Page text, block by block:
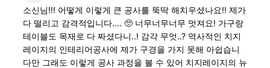
소신님!!! 어떻게 이렇게 큰 공사를 뚝딱 해치우셨나요!! 제가
다 떨리고 감격적입니다.... 🥺 너무너무너무 멋져요! 가구랑
테이블도 목재로 다 짜셨다니..! 감각 무엇..? 역사적인 치지
레이지의 인테리어공사에 제가 구경을 가지 못해 아쉽습니
다만 그래도 이렇게 공사 과정을 볼 수 있어 치지레이지의 뉴